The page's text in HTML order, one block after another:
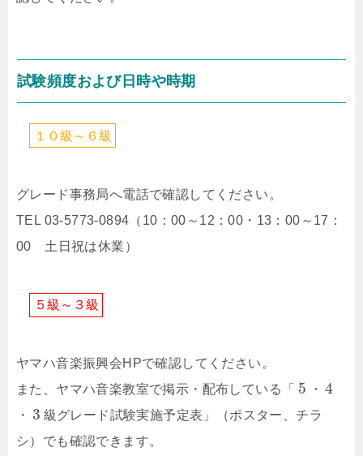
試験頻度および日時や時期
１ ０級 ～ ６ 級
グレード事務局へ電話で確認してください。
TEL 03-5773-0894（10：00～12：00・13：00～17：
00 土日祝は休業）
５ 級 ～ ３級
ヤマハ音楽振興会HPで確認してください。
また、ヤマハ音楽教室で掲示・配布している「
5 ・ 4
・ 3 級グレード試験実施予定表」（ポスター、チラ
シ）でも確認できます。